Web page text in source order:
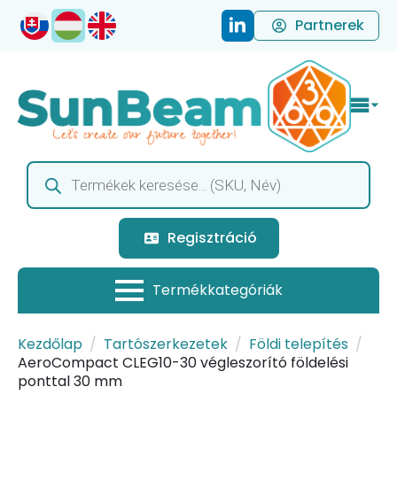
Partnerek
Products
search
Regisztráció
Kezdőlap Tartószerkezetek
Földi telepítés
AeroCompact CLEG10-30 végleszorító földelési
ponttal 30 mm